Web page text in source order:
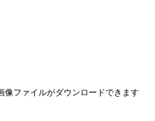
像ファイルがダウンロードできます